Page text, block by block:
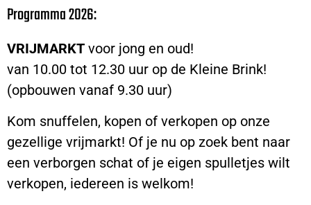
Programma 2026:
VRIJMARKT voor jong en oud!
van 10.00 tot 12.30 uur op de Kleine Brink!
(opbouwen vanaf 9.30 uur)
Kom snuffelen, kopen of verkopen op onze
gezellige vrijmarkt! Of je nu op zoek bent naar
een verborgen schat of je eigen spulletjes wilt
verkopen, iedereen is welkom!